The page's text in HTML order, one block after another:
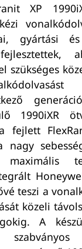
XP
gyártási
szükséges
1990iXR
fejlett
teszi a
közeli
A